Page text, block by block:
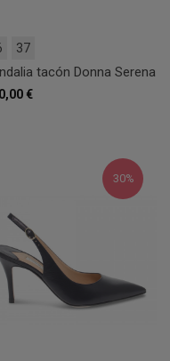
37
tacón Donna Serena
€
30%